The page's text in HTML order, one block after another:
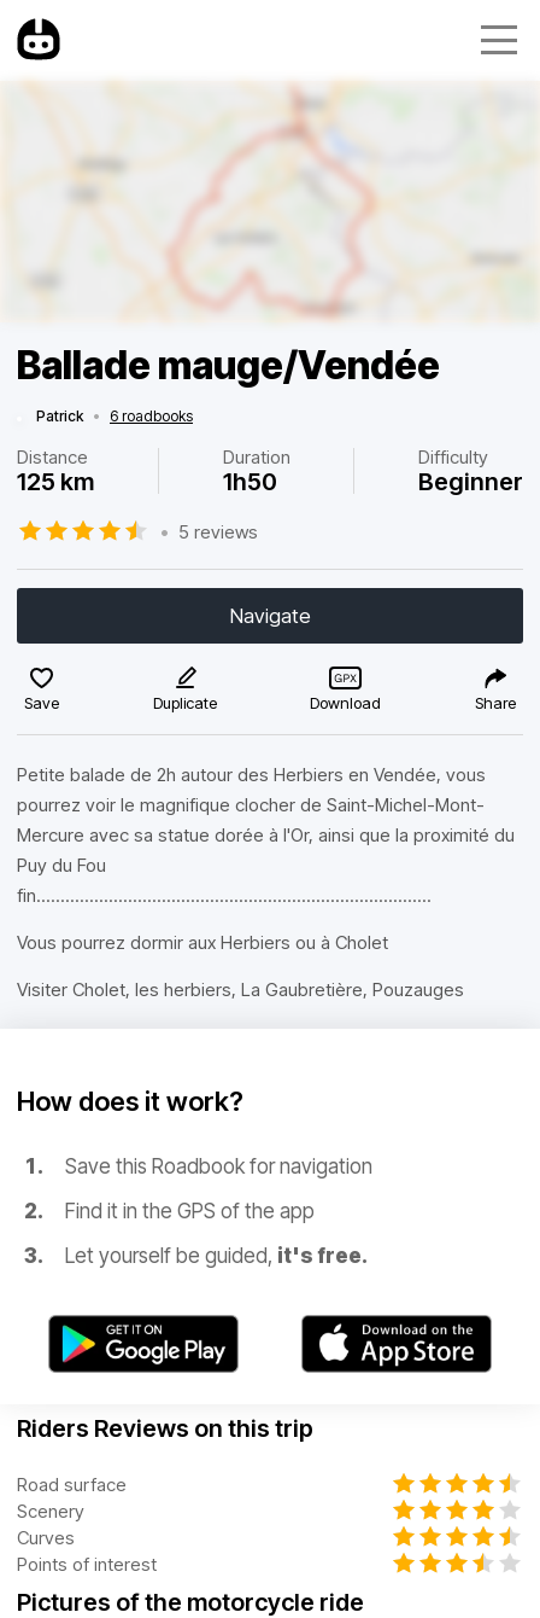
Ballade mauge/Vendée
Patrick • 6 roadbooks
Distance
125 km
Duration
1h50
Difficulty
Beginner
• 5 reviews
Navigate
Save Duplicate Download Share
Petite balade de 2h autour des Herbiers en Vendée, vous
pourrez voir le magnifique clocher de Saint-Michel-Mont-
Mercure avec sa statue dorée à l'Or, ainsi que la proximité du
Puy du Fou
fin..................................................................................
Vous pourrez dormir aux Herbiers ou à Cholet
Visiter Cholet, les herbiers, La Gaubretière, Pouzauges
How does it work?
Save this Roadbook for navigation
Find it in the GPS of the app
Let yourself be guided, it's free.
Riders Reviews on this trip
Road surface
Scenery
Curves
Points of interest
Pictures of the motorcycle ride